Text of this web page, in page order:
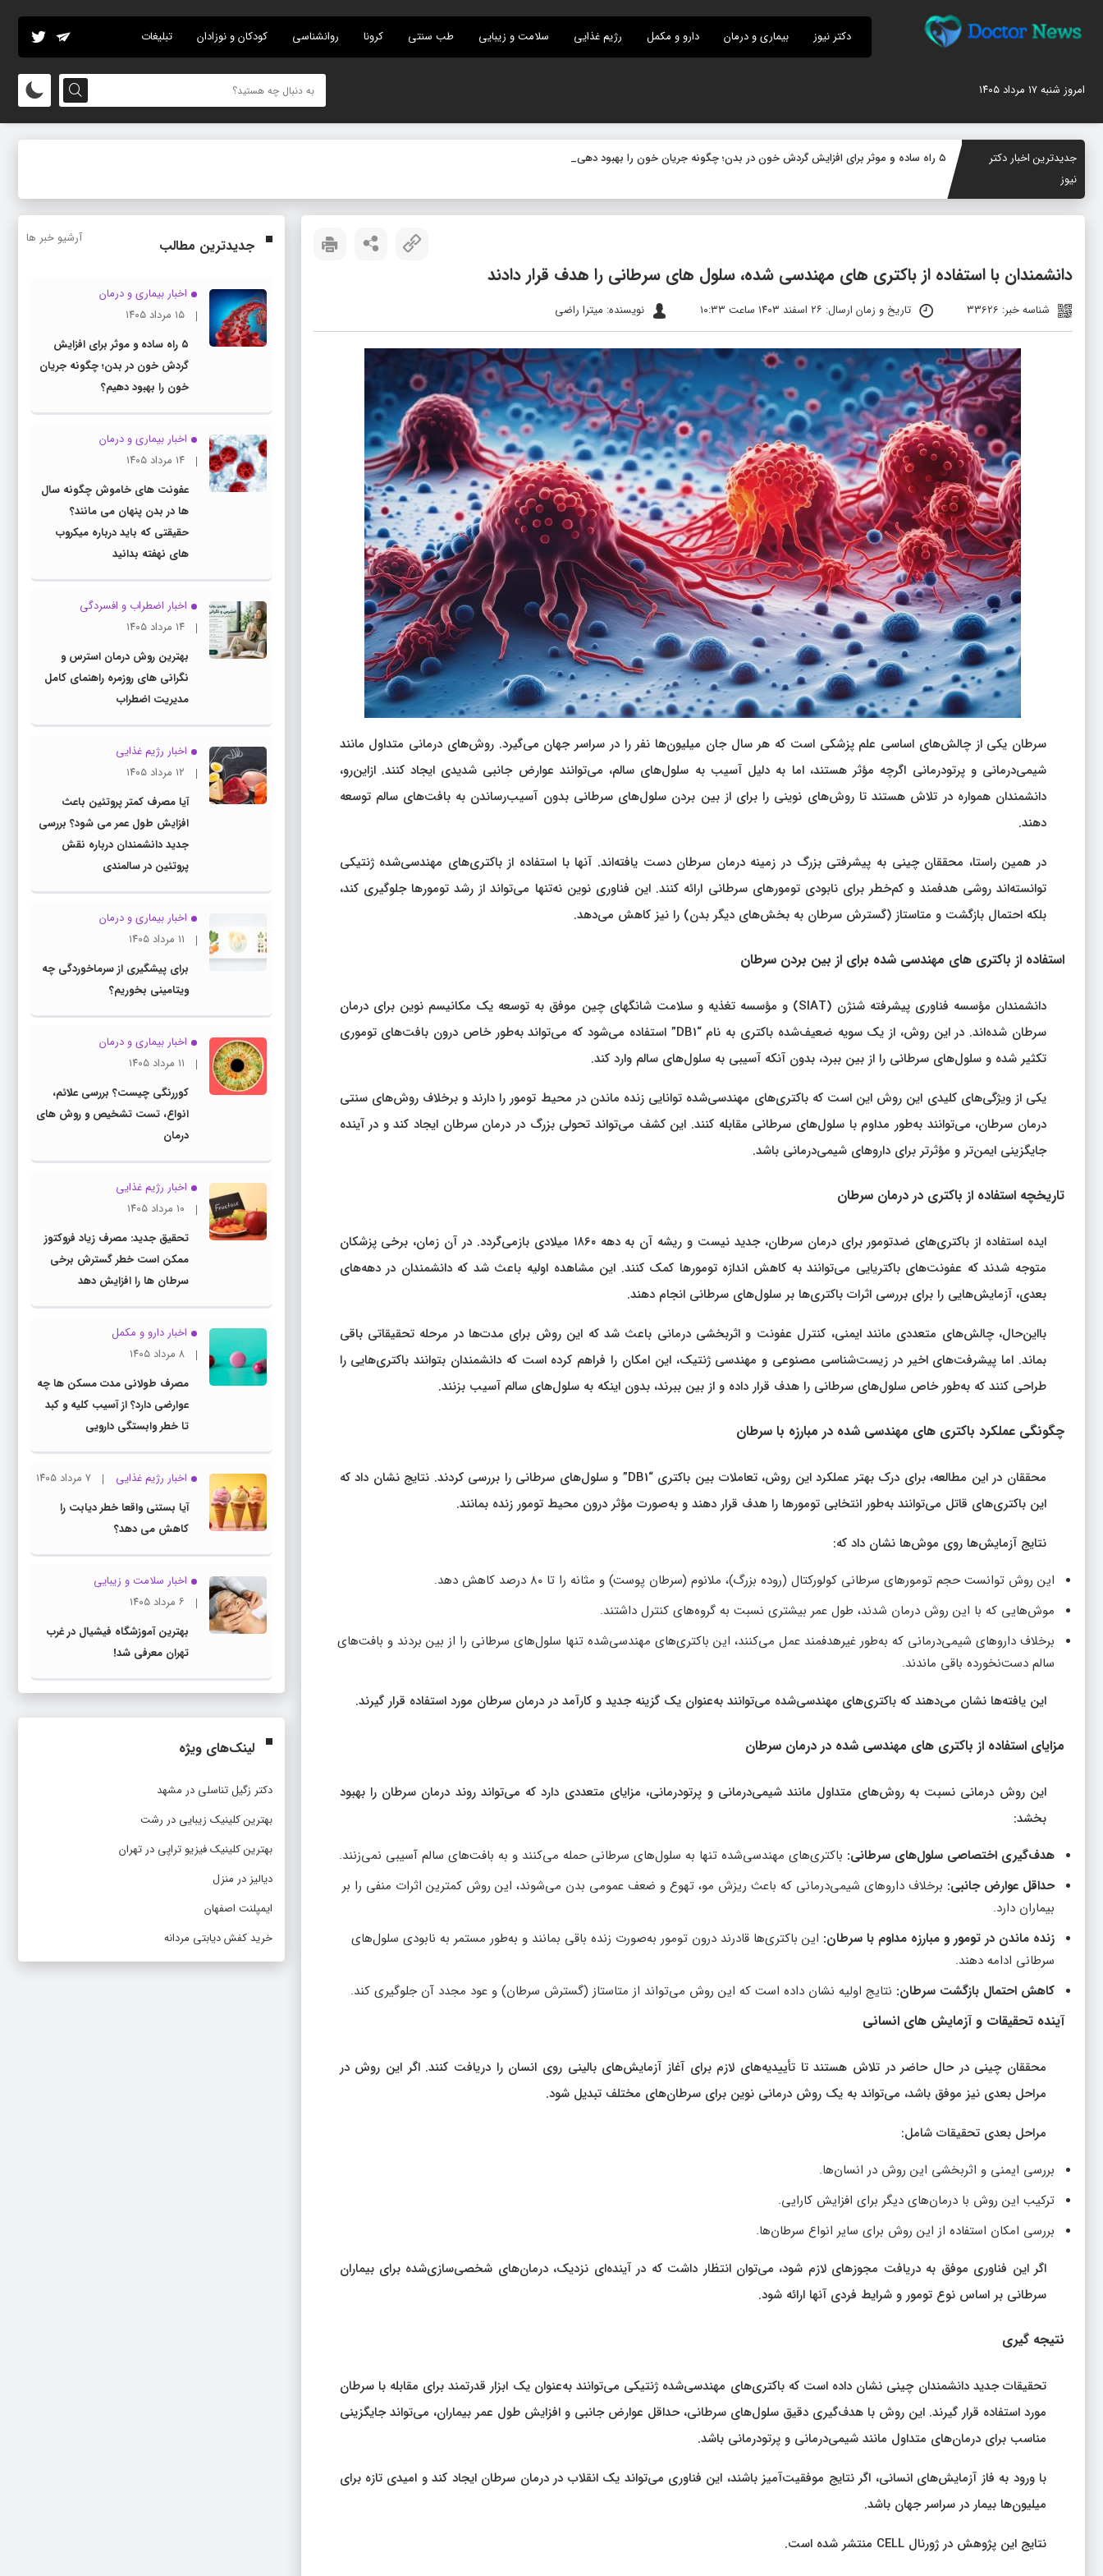
دکتر نیوز بیماری و درمان دارو و مکمل رژیم غذایی سلامت و زیبایی طب سنتی کرونا روانشناسی کودکان و نوزادان تبلیغات
امروز شنبه ۱۷ مرداد ۱۴۰۵
جدیدترین اخبار دکتر
نیوز
۵ راه ساده و موثر برای افزایش گردش خون در بدن؛ چگونه جریان خون را بهبود دهیم؟
دانشمندان با استفاده از باکتری‌ های مهندسی‌ شده، سلول‌ های سرطانی را هدف قرار دادند
شناسه خبر: 33626 تاریخ و زمان ارسال: ۲۶ اسفند ۱۴۰۳ ساعت ۱۰:۳۳ نویسنده: میترا راضی
سرطان یکی از چالش‌های اساسی علم پزشکی است که هر سال جان میلیون‌ها نفر را در سراسر جهان می‌گیرد. روش‌های درمانی متداول مانند
شیمی‌درمانی و پرتودرمانی اگرچه مؤثر هستند، اما به دلیل آسیب به سلول‌های سالم، می‌توانند عوارض جانبی شدیدی ایجاد کنند. ازاین‌رو،
دانشمندان همواره در تلاش هستند تا روش‌های نوینی را برای از بین بردن سلول‌های سرطانی بدون آسیب‌رساندن به بافت‌های سالم توسعه
دهند.
در همین راستا، محققان چینی به پیشرفتی بزرگ در زمینه درمان سرطان دست یافته‌اند. آنها با استفاده از باکتری‌های مهندسی‌شده ژنتیکی
توانسته‌اند روشی هدفمند و کم‌خطر برای نابودی تومورهای سرطانی ارائه کنند. این فناوری نوین نه‌تنها می‌تواند از رشد تومورها جلوگیری کند،
بلکه احتمال بازگشت و متاستاز (گسترش سرطان به بخش‌های دیگر بدن) را نیز کاهش می‌دهد.
استفاده از باکتری‌ های مهندسی‌ شده برای از بین بردن سرطان
دانشمندان مؤسسه فناوری پیشرفته شنژن (SIAT) و مؤسسه تغذیه و سلامت شانگهای چین موفق به توسعه یک مکانیسم نوین برای درمان
سرطان شده‌اند. در این روش، از یک سویه ضعیف‌شده باکتری به نام “DB1” استفاده می‌شود که می‌تواند به‌طور خاص درون بافت‌های توموری
تکثیر شده و سلول‌های سرطانی را از بین ببرد، بدون آنکه آسیبی به سلول‌های سالم وارد کند.
یکی از ویژگی‌های کلیدی این روش این است که باکتری‌های مهندسی‌شده توانایی زنده ماندن در محیط تومور را دارند و برخلاف روش‌های سنتی
درمان سرطان، می‌توانند به‌طور مداوم با سلول‌های سرطانی مقابله کنند. این کشف می‌تواند تحولی بزرگ در درمان سرطان ایجاد کند و در آینده
جایگزینی ایمن‌تر و مؤثرتر برای داروهای شیمی‌درمانی باشد.
تاریخچه استفاده از باکتری در درمان سرطان
ایده استفاده از باکتری‌های ضدتومور برای درمان سرطان، جدید نیست و ریشه آن به دهه ۱۸۶۰ میلادی بازمی‌گردد. در آن زمان، برخی پزشکان
متوجه شدند که عفونت‌های باکتریایی می‌توانند به کاهش اندازه تومورها کمک کنند. این مشاهده اولیه باعث شد که دانشمندان در دهه‌های
بعدی، آزمایش‌هایی را برای بررسی اثرات باکتری‌ها بر سلول‌های سرطانی انجام دهند.
بااین‌حال، چالش‌های متعددی مانند ایمنی، کنترل عفونت و اثربخشی درمانی باعث شد که این روش برای مدت‌ها در مرحله تحقیقاتی باقی
بماند. اما پیشرفت‌های اخیر در زیست‌شناسی مصنوعی و مهندسی ژنتیک، این امکان را فراهم کرده است که دانشمندان بتوانند باکتری‌هایی را
طراحی کنند که به‌طور خاص سلول‌های سرطانی را هدف قرار داده و از بین ببرند، بدون اینکه به سلول‌های سالم آسیب بزنند.
چگونگی عملکرد باکتری‌ های مهندسی‌ شده در مبارزه با سرطان
محققان در این مطالعه، برای درک بهتر عملکرد این روش، تعاملات بین باکتری “DB1” و سلول‌های سرطانی را بررسی کردند. نتایج نشان داد که
این باکتری‌های قاتل می‌توانند به‌طور انتخابی تومورها را هدف قرار دهند و به‌صورت مؤثر درون محیط تومور زنده بمانند.
نتایج آزمایش‌ها روی موش‌ها نشان داد که:
این روش توانست حجم تومورهای سرطانی کولورکتال (روده بزرگ)، ملانوم (سرطان پوست) و مثانه را تا ۸۰ درصد کاهش دهد.
موش‌هایی که با این روش درمان شدند، طول عمر بیشتری نسبت به گروه‌های کنترل داشتند.
برخلاف داروهای شیمی‌درمانی که به‌طور غیرهدفمند عمل می‌کنند، این باکتری‌های مهندسی‌شده تنها سلول‌های سرطانی را از بین بردند و بافت‌های
سالم دست‌نخورده باقی ماندند.
این یافته‌ها نشان می‌دهند که باکتری‌های مهندسی‌شده می‌توانند به‌عنوان یک گزینه جدید و کارآمد در درمان سرطان مورد استفاده قرار گیرند.
مزایای استفاده از باکتری‌ های مهندسی‌ شده در درمان سرطان
این روش درمانی نسبت به روش‌های متداول مانند شیمی‌درمانی و پرتودرمانی، مزایای متعددی دارد که می‌تواند روند درمان سرطان را بهبود
بخشد:
هدف‌گیری اختصاصی سلول‌های سرطانی: باکتری‌های مهندسی‌شده تنها به سلول‌های سرطانی حمله می‌کنند و به بافت‌های سالم آسیبی نمی‌زنند.
حداقل عوارض جانبی: برخلاف داروهای شیمی‌درمانی که باعث ریزش مو، تهوع و ضعف عمومی بدن می‌شوند، این روش کمترین اثرات منفی را بر
بیماران دارد.
زنده ماندن در تومور و مبارزه مداوم با سرطان: این باکتری‌ها قادرند درون تومور به‌صورت زنده باقی بمانند و به‌طور مستمر به نابودی سلول‌های
سرطانی ادامه دهند.
کاهش احتمال بازگشت سرطان: نتایج اولیه نشان داده است که این روش می‌تواند از متاستاز (گسترش سرطان) و عود مجدد آن جلوگیری کند.
آینده تحقیقات و آزمایش‌ های انسانی
محققان چینی در حال حاضر در تلاش هستند تا تأییدیه‌های لازم برای آغاز آزمایش‌های بالینی روی انسان را دریافت کنند. اگر این روش در
مراحل بعدی نیز موفق باشد، می‌تواند به یک روش درمانی نوین برای سرطان‌های مختلف تبدیل شود.
مراحل بعدی تحقیقات شامل:
بررسی ایمنی و اثربخشی این روش در انسان‌ها.
ترکیب این روش با درمان‌های دیگر برای افزایش کارایی.
بررسی امکان استفاده از این روش برای سایر انواع سرطان‌ها.
اگر این فناوری موفق به دریافت مجوزهای لازم شود، می‌توان انتظار داشت که در آینده‌ای نزدیک، درمان‌های شخصی‌سازی‌شده برای بیماران
سرطانی بر اساس نوع تومور و شرایط فردی آنها ارائه شود.
نتیجه‌ گیری
تحقیقات جدید دانشمندان چینی نشان داده است که باکتری‌های مهندسی‌شده ژنتیکی می‌توانند به‌عنوان یک ابزار قدرتمند برای مقابله با سرطان
مورد استفاده قرار گیرند. این روش با هدف‌گیری دقیق سلول‌های سرطانی، حداقل عوارض جانبی و افزایش طول عمر بیماران، می‌تواند جایگزینی
مناسب برای درمان‌های متداول مانند شیمی‌درمانی و پرتودرمانی باشد.
با ورود به فاز آزمایش‌های انسانی، اگر نتایج موفقیت‌آمیز باشند، این فناوری می‌تواند یک انقلاب در درمان سرطان ایجاد کند و امیدی تازه برای
میلیون‌ها بیمار در سراسر جهان باشد.
نتایج این پژوهش در ژورنال CELL منتشر شده است.
جدیدترین مطالب آرشیو خبر ها
اخبار بیماری و درمان
۱۵ مرداد ۱۴۰۵
۵ راه ساده و موثر برای افزایش
گردش خون در بدن؛ چگونه جریان
خون را بهبود دهیم؟
اخبار بیماری و درمان
۱۴ مرداد ۱۴۰۵
عفونت های خاموش چگونه سال
ها در بدن پنهان می مانند؟
حقیقتی که باید درباره میکروب
های نهفته بدانید
اخبار اضطراب و افسردگی
۱۴ مرداد ۱۴۰۵
بهترین روش درمان استرس و
نگرانی های روزمره راهنمای کامل
مدیریت اضطراب
اخبار رژیم غذایی
۱۲ مرداد ۱۴۰۵
آیا مصرف کمتر پروتئین باعث
افزایش طول عمر می شود؟ بررسی
جدید دانشمندان درباره نقش
پروتئین در سالمندی
اخبار بیماری و درمان
۱۱ مرداد ۱۴۰۵
برای پیشگیری از سرماخوردگی چه
ویتامینی بخوریم؟
اخبار بیماری و درمان
۱۱ مرداد ۱۴۰۵
کوررنگی چیست؟ بررسی علائم،
انواع، تست تشخیص و روش های
درمان
اخبار رژیم غذایی
۱۰ مرداد ۱۴۰۵
تحقیق جدید: مصرف زیاد فروکتوز
ممکن است خطر گسترش برخی
سرطان ها را افزایش دهد
اخبار دارو و مکمل
۸ مرداد ۱۴۰۵
مصرف طولانی مدت مسکن ها چه
عوارضی دارد؟ از آسیب کلیه و کبد
تا خطر وابستگی دارویی
اخبار رژیم غذایی
۷ مرداد ۱۴۰۵
آیا بستنی واقعا خطر دیابت را
کاهش می دهد؟
اخبار سلامت و زیبایی
۶ مرداد ۱۴۰۵
بهترین آموزشگاه فیشیال در غرب
تهران معرفی شد!
لینک‌های ویژه
دکتر زگیل تناسلی در مشهد
بهترین کلینیک زیبایی در رشت
بهترین کلینیک فیزیو تراپی در تهران
دیالیز در منزل
ایمپلنت اصفهان
خرید کفش دیابتی مردانه